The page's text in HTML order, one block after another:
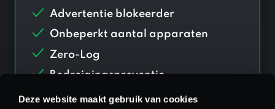
Deze website maakt gebruik van cookies
Advertentie blokeerder
Onbeperkt aantal apparaten
Zero-Log
Bedreigingspreventie
Ouderlijk toezicht